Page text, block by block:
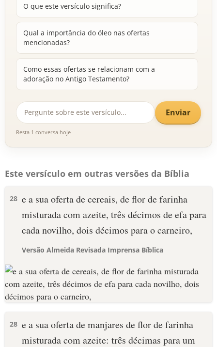
O que este versículo significa?
Qual a importância do óleo nas ofertas
mencionadas?
Como essas ofertas se relacionam com a
adoração no Antigo Testamento?
Enviar
Resta 1 conversa hoje
Este versículo em outras versões da Bíblia
28 e a sua oferta de cereais, de flor de farinha
misturada com azeite, três décimos de efa para
cada novilho, dois décimos para o carneiro,
Versão Almeida Revisada Imprensa Bíblica
28 e a sua oferta de manjares de flor de farinha
misturada com azeite: três décimas para um